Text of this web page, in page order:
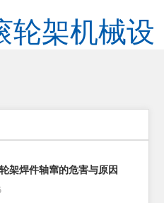
轮架机械设
架焊件轴窜的危害与原因